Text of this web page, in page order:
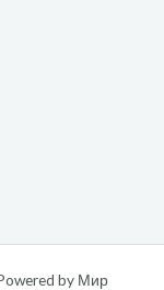
by Мир